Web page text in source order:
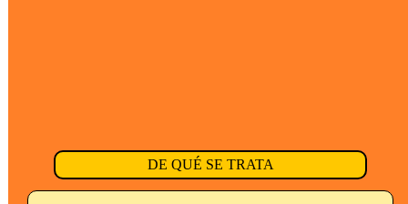
DE QUÉ SE TRATA